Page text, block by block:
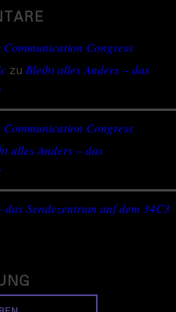
Congress
zu Bleibt alles Anders – das
Congress
alles Anders – das
Sendezentrum auf dem 34C3